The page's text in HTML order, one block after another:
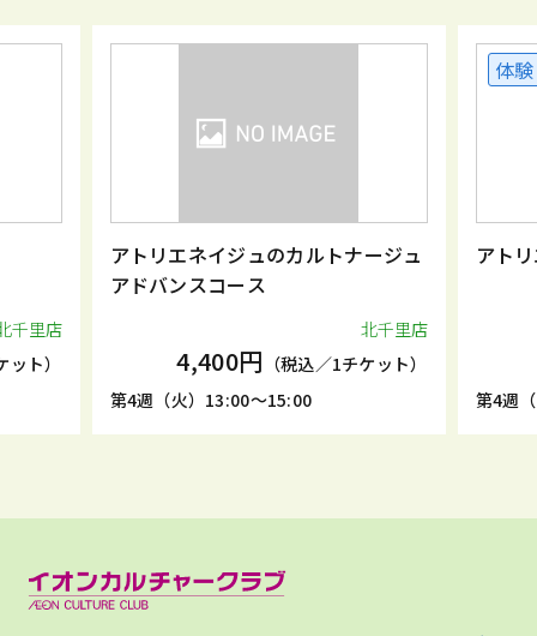
千里店
ト）
アトリエネイジュのカルトナージュ
アドバンスコース
北千里店
4,400円 （税込／1チケット）
第4週（火）13:00～15:00
体験
アト
第4週